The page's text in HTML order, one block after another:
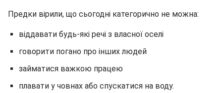
Предки вірили, що сьогодні категорично не можна:
віддавати будь-які речі з власної оселі
говорити погано про інших людей
займатися важкою працею
плавати у човнах або спускатися на воду.